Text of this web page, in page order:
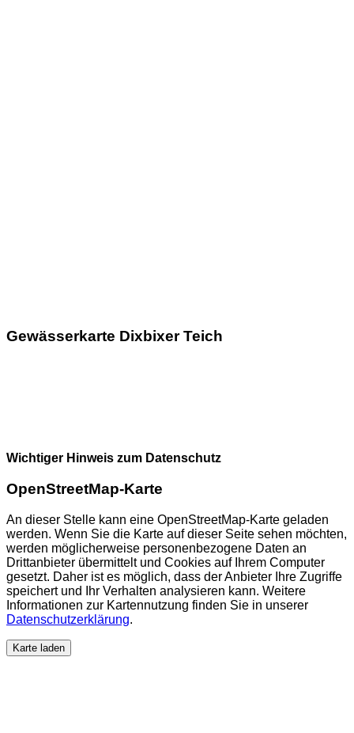
Gewässerkarte Dixbixer Teich
Wichtiger Hinweis zum Datenschutz
OpenStreetMap-Karte
An dieser Stelle kann eine OpenStreetMap-Karte geladen
werden. Wenn Sie die Karte auf dieser Seite sehen möchten,
werden möglicherweise personenbezogene Daten an
Drittanbieter übermittelt und Cookies auf Ihrem Computer
gesetzt. Daher ist es möglich, dass der Anbieter Ihre Zugriffe
speichert und Ihr Verhalten analysieren kann. Weitere
Informationen zur Kartennutzung finden Sie in unserer
Datenschutzerklärung.
Karte laden